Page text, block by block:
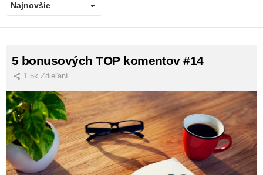
STORIES
5 bonusových TOP komentov #14
1.5k Zdieľaní